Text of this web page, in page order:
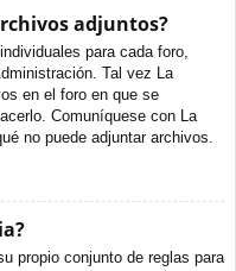
adjuntos?
para cada foro,
Tal vez La
en el foro en que se
Comuníquese con La
no puede adjuntar archivos.
propio conjunto de reglas para